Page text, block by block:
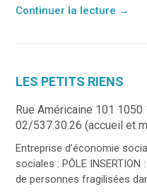
Continuer la lecture →
LES PETITS RIENS
Rue Américaine 101 1050
02/537.30.26 (accueil et
Entreprise d’économie
sociales : PÔLE
de personnes fragilisées